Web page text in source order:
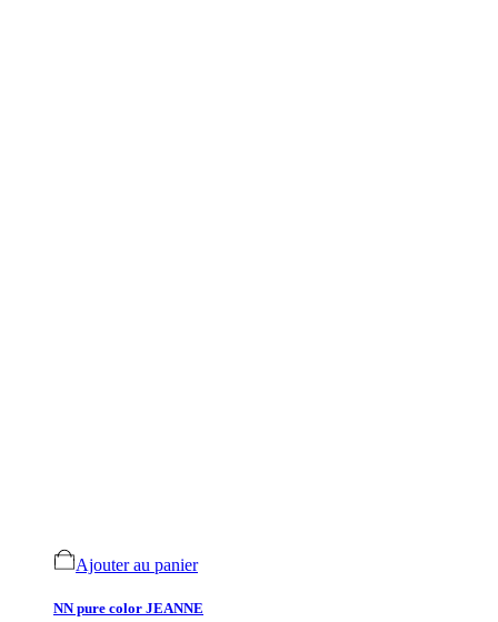
Ajouter au panier
NN pure color JEANNE